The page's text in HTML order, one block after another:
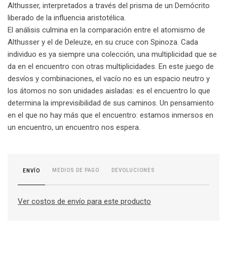
Althusser, interpretados a través del prisma de un Demócrito
liberado de la influencia aristotélica.
El análisis culmina en la comparación entre el atomismo de
Althusser y el de Deleuze, en su cruce con Spinoza. Cada
individuo es ya siempre una colección, una multiplicidad que se
da en el encuentro con otras multiplicidades. En este juego de
desvíos y combinaciones, el vacío no es un espacio neutro y
los átomos no son unidades aisladas: es el encuentro lo que
determina la imprevisibilidad de sus caminos. Un pensamiento
en el que no hay más que el encuentro: estamos inmersos en
un encuentro, un encuentro nos espera.
ENVÍO MEDIOS DE PAGO DEVOLUCIONES
Ver costos de envío para este producto